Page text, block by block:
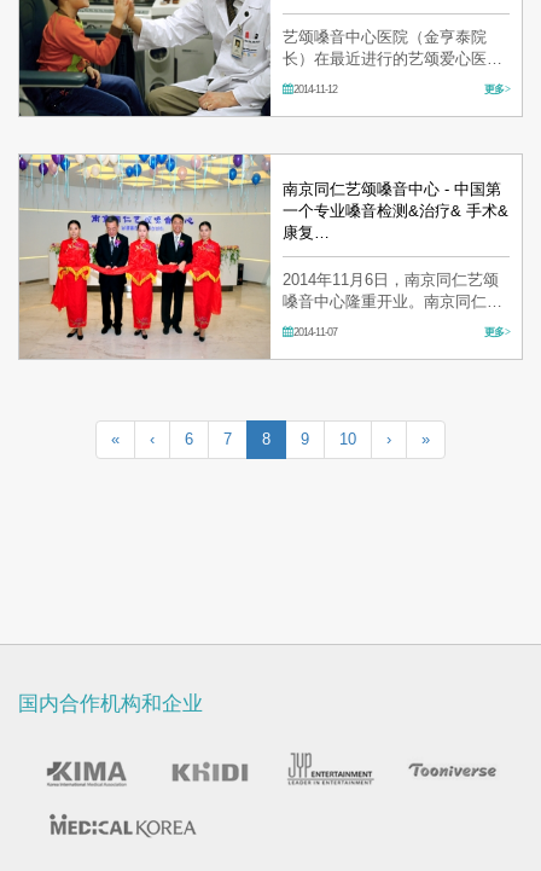
艺颂嗓音中心医院（金亨泰院
长）在最近进行的艺颂爱心医疗
活动中，成功的免费救治了经济
专门针…
2014-11-12 更多 >
南京同仁艺颂嗓音中心 - 中国第
一个专业嗓音检测&治疗& 手术&
康复…
2014年11月6日，南京同仁艺颂
嗓音中心隆重开业。南京同仁艺
颂嗓音中心是由中国耳鼻喉科代
嗓音检…
2014-11-07 更多 >
« ‹ 6 7 8 9 10 › »
国内合作机构和企业